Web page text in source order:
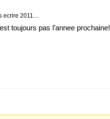
ecrire 2011…
toujours pas l’annee prochaine!